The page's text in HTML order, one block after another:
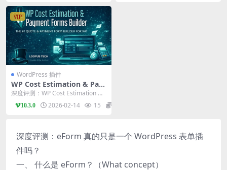
VIP
WordPress 插件
WP Cost Estimation & Pay
ment Forms Builder
深度评测：WP Cost Estimation &
Payment Fo...
10.3.0 2026-02-14 15
深度评测：eForm 真的只是一个 WordPress 表单插
件吗？
一、 什么是 eForm？（What concept）